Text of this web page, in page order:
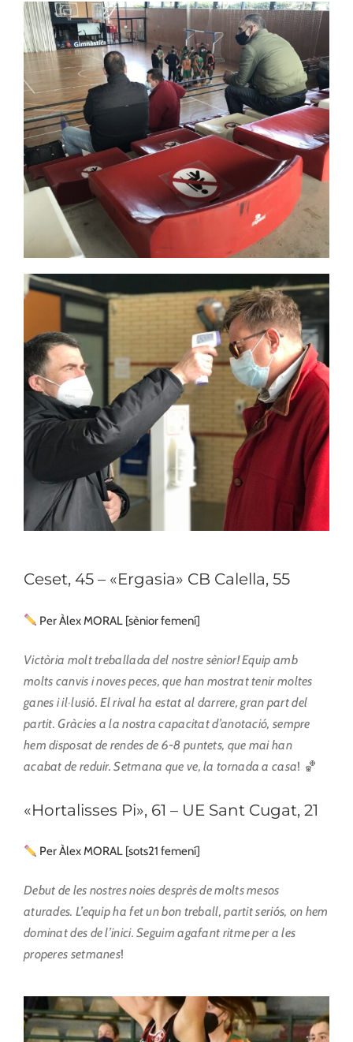
Ceset, 45 – «Ergasia» CB Calella, 55
Per Àlex MORAL [sènior femení]
Victòria molt treballada del nostre sènior! Equip amb
molts canvis i noves peces, que han mostrat tenir moltes
ganes i il·lusió. El rival ha estat al darrere, gran part del
partit. Gràcies a la nostra capacitat d’anotació, sempre
hem disposat de rendes de 6-8 puntets, que mai han
acabat de reduir. Setmana que ve, la tornada a casa! 🏀
«Hortalisses Pi», 61 – UE Sant Cugat, 21
Per Àlex MORAL [sots21 femení]
Debut de les nostres noies desprès de molts mesos
aturades. L’equip ha fet un bon treball, partit seriós, on hem
dominat des de l’inici. Seguim agafant ritme per a les
properes setmanes!